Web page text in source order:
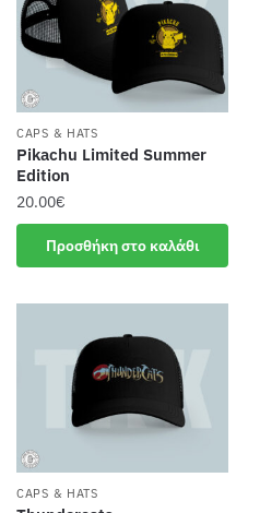
CAPS & HATS
Pikachu Limited Summer
Edition
20.00€
Προσθήκη στο καλάθι
CAPS & HATS